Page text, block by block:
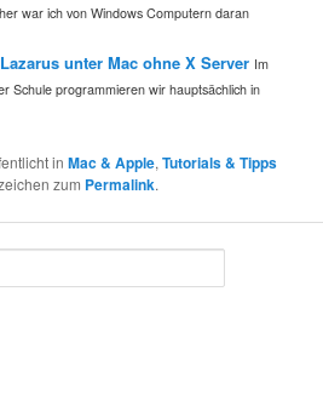
war ich von Windows Computern daran
unter Mac ohne X Server Im
Schule programmieren wir hauptsächlich in
inMac & Apple,Tutorials & Tipps
zum Permalink.